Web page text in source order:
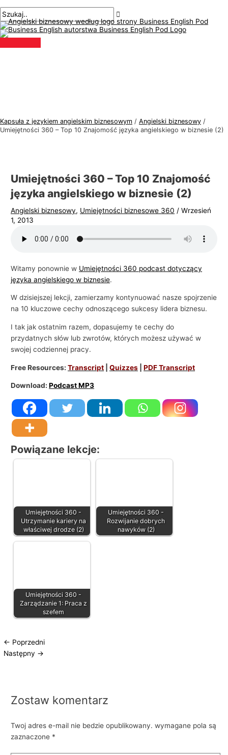
do
treści
główne
Kapsuła z językiem angielskim biznesowym / Angielski biznesowy /
Umiejętności 360 – Top 10 Znajomość języka angielskiego w biznesie (2)
Umiejętności 360 – Top 10 Znajomość
języka angielskiego w biznesie (2)
Angielski biznesowy, Umiejętności biznesowe 360 /Wrzesień
1, 2013
Witamy ponownie w Umiejętności 360 podcast dotyczący
języka angielskiego w biznesie.
W dzisiejszej lekcji, zamierzamy kontynuować nasze spojrzenie
na 10 kluczowe cechy odnoszącego sukcesy lidera biznesu.
I tak jak ostatnim razem, dopasujemy te cechy do
przydatnych słów lub zwrotów, których możesz używać w
swojej codziennej pracy.
Free Resources:Transcript |Quizzes |PDF Transcript
Download:Podcast MP3
Powiązane lekcje:
Umiejętności 360 -
Utrzymanie kariery na
właściwej drodze (2)
Umiejętności 360 -
Rozwijanie dobrych
nawyków (2)
Umiejętności 360 -
Zarządzanie 1: Praca z
szefem
po
wpisach
← Poprzedni
Następny →
Zostaw komentarz
Twoj adres e-mail nie bedzie opublikowany. wymagane pola są
zaznaczone *
tutaj..
mail*
T
e
m
a
ę
a
a
n
g
l
s
k
i
g
o
i
z
n
e
s
S
z
u
k